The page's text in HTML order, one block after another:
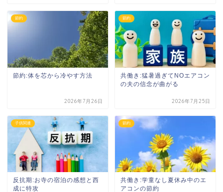
節約
節約:体を芯から冷やす方法
2026年7月26日
節約
共働き:猛暑過ぎてNOエアコン
の夫の信念が曲がる
2026年7月25日
子供関連
反抗期:お寺の宿泊の感想と西
成に特攻
節約
共働き:学童なし夏休み中のエ
アコンの節約